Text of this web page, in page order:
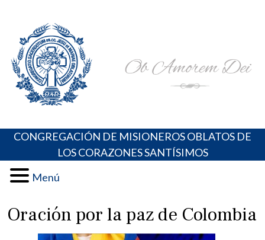
content
Portal de los Padres Oblatos. Advocaciones Marianas,
Oraciones, Música religiosa y más
CONGREGACIÓN DE MISIONEROS OBLATOS DE
LOS CORAZONES SANTÍSIMOS
Menú
Oración por la paz de Colombia